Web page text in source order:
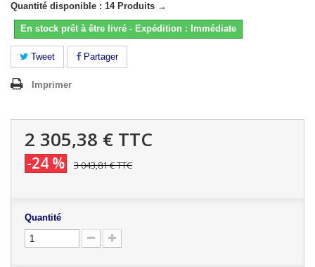
Quantité disponible : 14 Produits →
En stock prêt à être livré - Expédition : Immédiate
Tweet Partager
Imprimer
2 305,38 € TTC
-24 % 3 043,81 €TTC
Quantité